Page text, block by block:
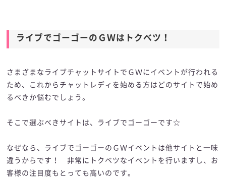
ライブでゴーゴーのＧＷはトクベツ！
さまざまなライブチャットサイトでＧＷにイベントが行われる
ため、これからチャットレディを始める方はどのサイトで始め
るべきか悩むでしょう。
そこで選ぶべきサイトは、ライブでゴーゴーです☆
なぜなら、ライブでゴーゴーのＧＷイベントは他サイトと一味
違うからです！ 非常にトクベツなイベントを行いますし、お
客様の注目度もとっても高いのです。